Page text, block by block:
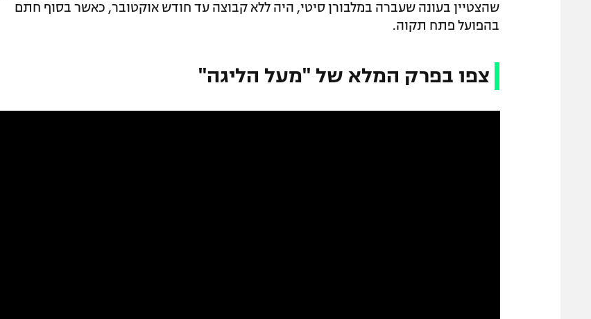
שהצטיין בעונה שעברה במלבורן סיטי, היה ללא קבוצה עד חודש אוקטובר, כאשר בסוף חתם
בהפועל פתח תקוה.
צפו בפרק המלא של "מעל הליגה"